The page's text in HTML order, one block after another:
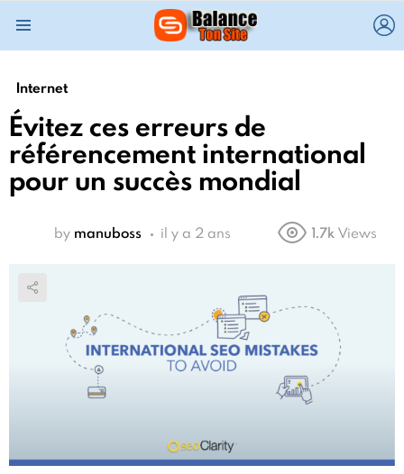
Internet
Évitez ces erreurs de
référencement international
pour un succès mondial
by manuboss il y a 2 ans 1.7k Views